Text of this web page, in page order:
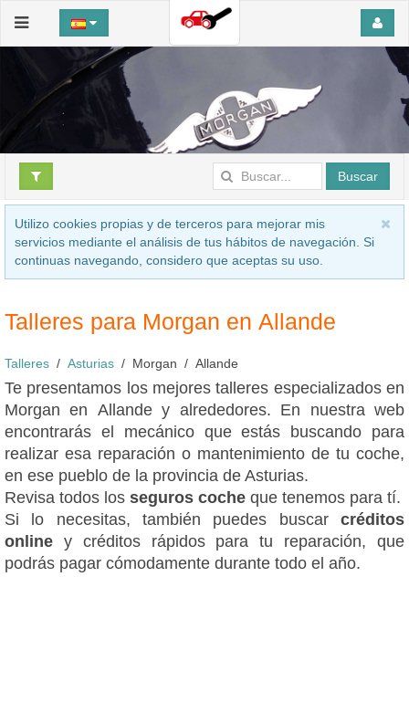
Buscar
Utilizo cookies propias y de terceros para mejorar mis
servicios mediante el análisis de tus hábitos de navegación. Si
continuas navegando, considero que aceptas su uso.
Talleres para Morgan en Allande
Talleres Asturias Morgan Allande
Te presentamos los mejores talleres especializados en
Morgan en Allande y alrededores. En nuestra web
encontrarás el mecánico que estás buscando para
realizar esa reparación o mantenimiento de tu coche,
en ese pueblo de la provincia de Asturias.
Revisa todos los seguros coche que tenemos para tí.
Si lo necesitas, también puedes buscar créditos
online y créditos rápidos para tu reparación, que
podrás pagar cómodamente durante todo el año.